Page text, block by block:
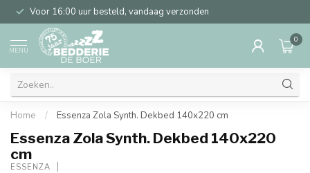
Voor 16:00 uur besteld, vandaag verzonden
MENU
0
Home / Essenza Zola Synth. Dekbed 140x220 cm
Essenza Zola Synth. Dekbed 140x220
cm
ESSENZA